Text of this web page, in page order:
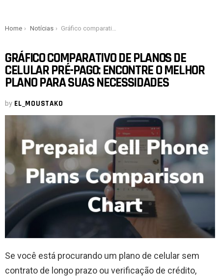
You are here:
Home Notícias Gráfico comparativo de planos de celular pré-pago: encontre o melhor plano para suas necessidades
GRÁFICO COMPARATIVO DE PLANOS DE
CELULAR PRÉ-PAGO: ENCONTRE O MELHOR
PLANO PARA SUAS NECESSIDADES
by EL_MOUSTAKO
Se você está procurando um plano de celular sem
contrato de longo prazo ou verificação de crédito,